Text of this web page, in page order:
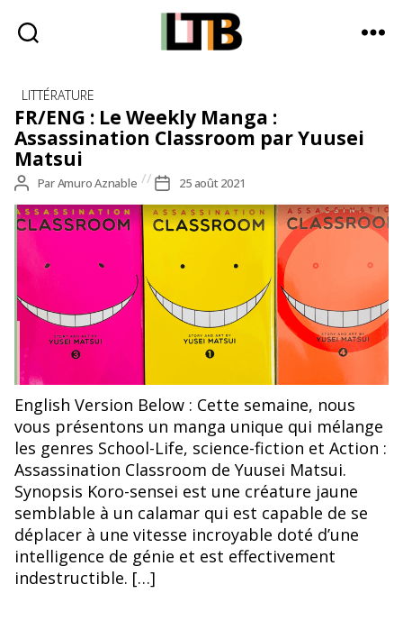
Bag
-
Média
quotidienne
Catégories
LITTÉRATURE
FR/ENG : Le Weekly Manga :
Assassination Classroom par Yuusei
Matsui
Auteur
de
l’article
ParAmuro Aznable
Date
de
l’article
25 août 2021
Photographie par Amuro Aznable
English Version Below : Cette semaine, nous
vous présentons un manga unique qui mélange
les genres School-Life, science-fiction et Action :
Assassination Classroom de Yuusei Matsui.
Synopsis Koro-sensei est une créature jaune
semblable à un calamar qui est capable de se
déplacer à une vitesse incroyable doté d’une
intelligence de génie et est effectivement
indestructible. […]